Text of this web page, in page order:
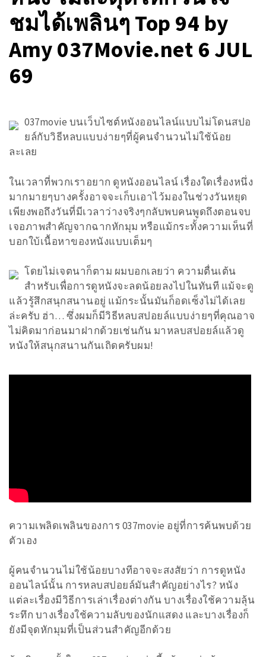
ชมได้เพลินๆ Top 94 by
Amy 037Movie.net 6 JUL
69
037movie บนเว็บไซต์หนังออนไลน์แบบไม่โดนสปอ
ยล์กับวิธีหลบแบบง่ายๆที่ผู้คนจำนวนไม่ใช้น้อย
ละเลย
ในเวลาที่พวกเราอยาก ดูหนังออนไลน์ เรื่องใดเรื่องหนึ่ง
มากมายๆบางครั้งอาจจะเก็บเอาไว้มองในช่วงวันหยุด
เพียงพอถึงวันที่มีเวลาว่างจริงๆกลับพบคนพูดถึงตอนจบ
เจอภาพสำคัญจากฉากหักมุม หรือแม้กระทั้งความเห็นที่
บอกใบ้เนื้อหาของหนังแบบเต็มๆ
โดยไม่เจตนาก็ตาม ผมบอกเลยว่า ความตื่นเต้น
สำหรับเพื่อการดูหนังจะลดน้อยลงไปในทันที แม้จะดู
แล้วรู้สึกสนุกสนานอยู่ แม้กระนั้นมันก็อดเซ็งไม่ได้เลย
ล่ะครับ ฮ่า… ซึ่งผมก็มีวิธีหลบสปอยล์แบบง่ายๆที่คุณอาจ
ไม่คิดมาก่อนมาฝากด้วยเช่นกัน มาหลบสปอยล์แล้วดู
หนังให้สนุกสนานกันเถิดครับผม!
ความเพลิดเพลินของการ 037movie อยู่ที่การค้นพบด้วย
ตัวเอง
ผู้คนจำนวนไม่ใช้น้อยบางทีอาจจะสงสัยว่า การดูหนัง
ออนไลน์นั้น การหลบสปอยล์มันสำคัญอย่างไร? หนัง
แต่ละเรื่องมีวิธีการเล่าเรื่องต่างกัน บางเรื่องใช้ความลุ้น
ระทึก บางเรื่องใช้ความลับของนักแสดง และบางเรื่องก็
ยังมีจุดหักมุมที่เป็นส่วนสำคัญอีกด้วย